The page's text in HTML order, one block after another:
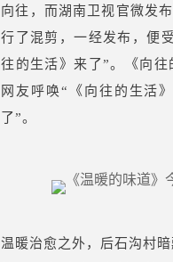
向往，而湖南卫视官微发
行了混剪，一经发布，便
往的生活》来了”。《向
网友呼唤“《向往的生活
了”。
温暖治愈之外，后石沟村